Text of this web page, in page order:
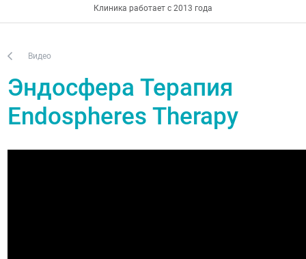
Клиника работает с 2013 года
Видео
Эндосфера Терапия
Endospheres Therapy